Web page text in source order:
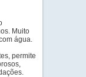
Muito
água.
permite